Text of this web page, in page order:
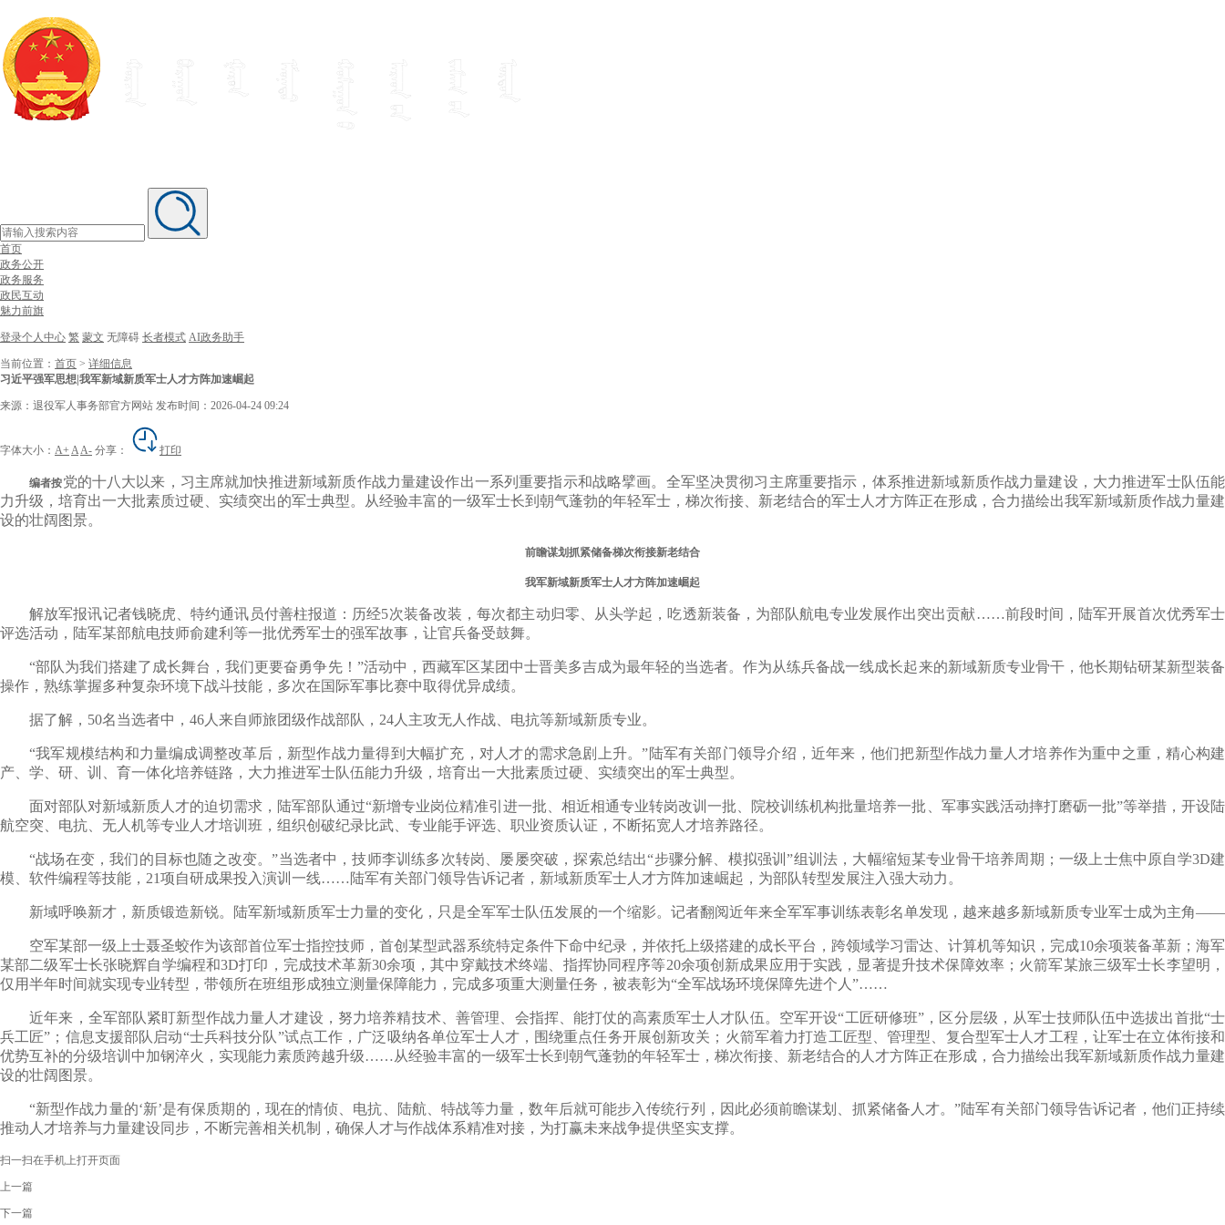
首页
政务公开
政务服务
政民互动
魅力前旗
登录个人中心 繁 蒙文 无障碍 长者模式 AI政务助手
当前位置： 首页 > 详细信息
习近平强军思想|我军新域新质军士人才方阵加速崛起
来源：退役军人事务部官方网站 发布时间：2026-04-24 09:24
字体大小： A+ AA- 分享： 打印
编者按党的十八大以来，习主席就加快推进新域新质作战力量建设作出一系列重要指示和战略擘画。全军坚决贯彻习主席重要指示，体系推进新域新质作战力量建设，大力推进军士队伍能
力升级，培育出一大批素质过硬、实绩突出的军士典型。从经验丰富的一级军士长到朝气蓬勃的年轻军士，梯次衔接、新老结合的军士人才方阵正在形成，合力描绘出我军新域新质作战力量建
设的壮阔图景。
前瞻谋划抓紧储备梯次衔接新老结合
我军新域新质军士人才方阵加速崛起
解放军报讯记者钱晓虎、特约通讯员付善柱报道：历经5次装备改装，每次都主动归零、从头学起，吃透新装备，为部队航电专业发展作出突出贡献……前段时间，陆军开展首次优秀军士
评选活动，陆军某部航电技师俞建利等一批优秀军士的强军故事，让官兵备受鼓舞。
“部队为我们搭建了成长舞台，我们更要奋勇争先！”活动中，西藏军区某团中士晋美多吉成为最年轻的当选者。作为从练兵备战一线成长起来的新域新质专业骨干，他长期钻研某新型装备
操作，熟练掌握多种复杂环境下战斗技能，多次在国际军事比赛中取得优异成绩。
据了解，50名当选者中，46人来自师旅团级作战部队，24人主攻无人作战、电抗等新域新质专业。
“我军规模结构和力量编成调整改革后，新型作战力量得到大幅扩充，对人才的需求急剧上升。”陆军有关部门领导介绍，近年来，他们把新型作战力量人才培养作为重中之重，精心构建
产、学、研、训、育一体化培养链路，大力推进军士队伍能力升级，培育出一大批素质过硬、实绩突出的军士典型。
面对部队对新域新质人才的迫切需求，陆军部队通过“新增专业岗位精准引进一批、相近相通专业转岗改训一批、院校训练机构批量培养一批、军事实践活动摔打磨砺一批”等举措，开设陆
航空突、电抗、无人机等专业人才培训班，组织创破纪录比武、专业能手评选、职业资质认证，不断拓宽人才培养路径。
“战场在变，我们的目标也随之改变。”当选者中，技师李训练多次转岗、屡屡突破，探索总结出“步骤分解、模拟强训”组训法，大幅缩短某专业骨干培养周期；一级上士焦中原自学3D建
模、软件编程等技能，21项自研成果投入演训一线……陆军有关部门领导告诉记者，新域新质军士人才方阵加速崛起，为部队转型发展注入强大动力。
新域呼唤新才，新质锻造新锐。陆军新域新质军士力量的变化，只是全军军士队伍发展的一个缩影。记者翻阅近年来全军军事训练表彰名单发现，越来越多新域新质专业军士成为主角——
空军某部一级上士聂圣蛟作为该部首位军士指控技师，首创某型武器系统特定条件下命中纪录，并依托上级搭建的成长平台，跨领域学习雷达、计算机等知识，完成10余项装备革新；海军
某部二级军士长张晓辉自学编程和3D打印，完成技术革新30余项，其中穿戴技术终端、指挥协同程序等20余项创新成果应用于实践，显著提升技术保障效率；火箭军某旅三级军士长李望明，
仅用半年时间就实现专业转型，带领所在班组形成独立测量保障能力，完成多项重大测量任务，被表彰为“全军战场环境保障先进个人”……
近年来，全军部队紧盯新型作战力量人才建设，努力培养精技术、善管理、会指挥、能打仗的高素质军士人才队伍。空军开设“工匠研修班”，区分层级，从军士技师队伍中选拔出首批“士
兵工匠”；信息支援部队启动“士兵科技分队”试点工作，广泛吸纳各单位军士人才，围绕重点任务开展创新攻关；火箭军着力打造工匠型、管理型、复合型军士人才工程，让军士在立体衔接和
优势互补的分级培训中加钢淬火，实现能力素质跨越升级……从经验丰富的一级军士长到朝气蓬勃的年轻军士，梯次衔接、新老结合的人才方阵正在形成，合力描绘出我军新域新质作战力量建
设的壮阔图景。
“新型作战力量的‘新’是有保质期的，现在的情侦、电抗、陆航、特战等力量，数年后就可能步入传统行列，因此必须前瞻谋划、抓紧储备人才。”陆军有关部门领导告诉记者，他们正持续
推动人才培养与力量建设同步，不断完善相关机制，确保人才与作战体系精准对接，为打赢未来战争提供坚实支撑。
扫一扫在手机上打开页面
上一篇
下一篇